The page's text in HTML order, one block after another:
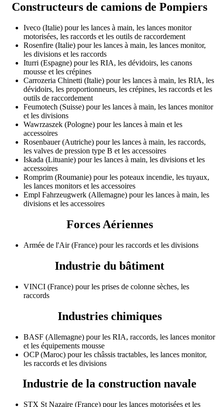
Constructeurs de camions de Pompiers
Iveco (Italie) pour les lances à main, les lances monitor
motorisées, les raccords et les outils de raccordement
Rosenfire (Italie) pour les lances à main, les lances monitor,
les divisions et les raccords
Iturri (Espagne) pour les RIA, les dévidoirs, les canons
mousse et les crépines
Carrozeria Chinetti (Italie) pour les lances à main, les RIA, les
dévidoirs, les proportionneurs, les crépines, les raccords et les
outils de raccordement
Feumotech (Suisse) pour les lances à main, les lances monitor
et les divisions
Wawrzaszek (Pologne) pour les lances à main et les
accessoires
Rosenbauer (Autriche) pour les lances à main, les raccords,
les valves de pression type B et les accessoires
Iskada (Lituanie) pour les lances à main, les divisions et les
accessoires
Romprim (Roumanie) pour les poteaux incendie, les tuyaux,
les lances monitors et les accessoires
Empl Fahrzeugwerk (Allemagne) pour les lances à main, les
divisions et les accessoires
Forces Aériennes
Armée de l'Air (France) pour les raccords et les divisions
Industrie du bâtiment
VINCI (France) pour les prises de colonne sèches, les
raccords
Industries chimiques
BASF (Allemagne) pour les RIA, raccords, les lances monitor
et les équipements mousse
OCP (Maroc) pour les châssis tractables, les lances monitor,
les raccords et les divisions
Industrie de la construction navale
STX St Nazaire (France) pour les lances motorisées et les